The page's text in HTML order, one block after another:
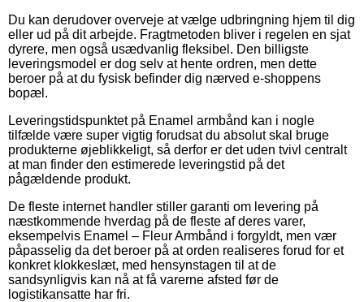
Du kan derudover overveje at vælge udbringning hjem til dig
eller ud på dit arbejde. Fragtmetoden bliver i regelen en sjat
dyrere, men også usædvanlig fleksibel. Den billigste
leveringsmodel er dog selv at hente ordren, men dette
beroer på at du fysisk befinder dig nærved e-shoppens
bopæl.
Leveringstidspunktet på Enamel armbånd kan i nogle
tilfælde være super vigtig forudsat du absolut skal bruge
produkterne øjeblikkeligt, så derfor er det uden tvivl centralt
at man finder den estimerede leveringstid på det
pågældende produkt.
De fleste internet handler stiller garanti om levering på
næstkommende hverdag på de fleste af deres varer,
eksempelvis Enamel – Fleur Armbånd i forgyldt, men vær
påpasselig da det beroer på at orden realiseres forud for et
konkret klokkeslæt, med hensynstagen til at de
sandsynligvis kan nå at få varerne afsted før de
logistikansatte har fri.